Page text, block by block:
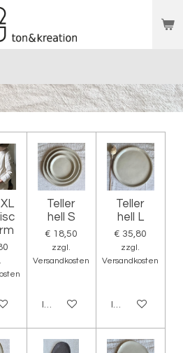
Warenkorb
Teller
hell S
€ 18,50
zzgl.
Versandkosten
In den Warenkorb
Teller
hell L
€ 35,80
zzgl.
Versandkosten
In den